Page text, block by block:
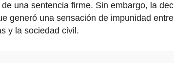
una sentencia firme. Sin embargo, la
generó una sensación de impunidad
y la sociedad civil.